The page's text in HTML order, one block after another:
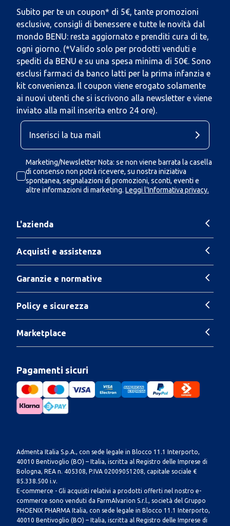
Subito per te un coupon* di 5€, tante promozioni
esclusive, consigli di benessere e tutte le novità dal
mondo BENU: resta aggiornato e prenditi cura di te,
ogni giorno. (*Valido solo per prodotti venduti e
spediti da BENU e su una spesa minima di 50€. Sono
esclusi farmaci da banco latti per la prima infanzia e
kit convenienza. Il coupon viene erogato solamente
ai nuovi utenti che si iscrivono alla newsletter e viene
inviato alla mail inserita entro 24 ore).
Marketing/Newsletter Nota: se non viene barrata la casella
di consenso non potrà ricevere, su nostra iniziativa
spontanea, segnalazioni di promozioni, sconti, eventi e
altre informazioni di marketing. Leggi l'Informativa privacy.
L'azienda
Acquisti e assistenza
Garanzie e normative
Policy e sicurezza
Marketplace
Pagamenti sicuri
Admenta Italia S.p.A., con sede legale in Blocco 11.1 Interporto,
40010 Bentivoglio (BO) – Italia, iscritta al Registro delle Imprese di
Bologna, REA n. 405308, P.IVA 02009051208, capitale sociale €
85.338.500 i.v.
E-commerce - Gli acquisti relativi a prodotti offerti nel nostro e-
commerce sono venduti da FarmAlvarion S.r.l., società del Gruppo
PHOENIX PHARMA Italia, con sede legale in Blocco 11.1 Interporto,
40010 Bentivoglio (BO) – Italia, iscritta al Registro delle Imprese di